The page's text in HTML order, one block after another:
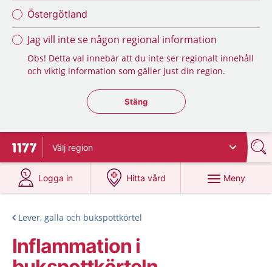
Östergötland
Jag vill inte se någon regional information
Obs! Detta val innebär att du inte ser regionalt innehåll
och viktig information som gäller just din region.
Stäng regionsväljaren
Stäng
Till startsidan för 1177
Välj region
Logga in
på 1177.se
Hitta vård
på 1177.se
Meny
Lever, galla och bukspottkörtel
Inflammation i